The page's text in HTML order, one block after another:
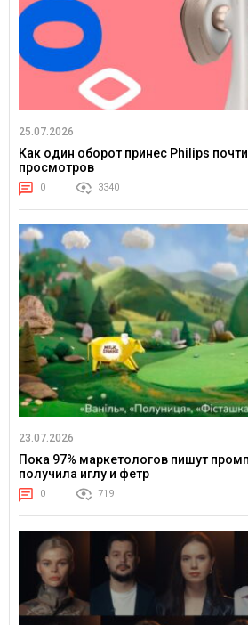
25.07.2026
Как один оборот принес Philips
просмотров
0 3340
23.07.2026
Пока 97% маркетологов пишут
получила иглу и фетр
0 719